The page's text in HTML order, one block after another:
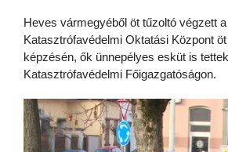
Heves vármegyéből öt tűzoltó végzett a
Katasztrófavédelmi Oktatási Központ
képzésén, ők ünnepélyes esküt is
Katasztrófavédelmi Főigazgatóságon.